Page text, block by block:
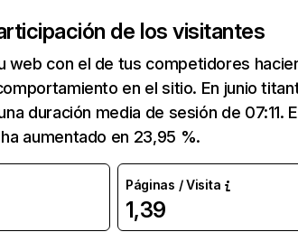
de los visitantes
web con el de tus competidores
en el sitio. En junio
duración media de sesión de 07:11.
aumentado en 23,95 %.
Páginas / Visita
1,39